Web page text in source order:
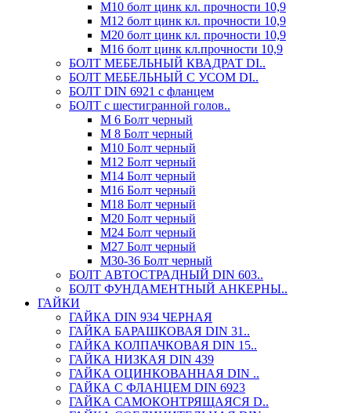
М10 болт цинк кл. прочности 10,9
М12 болт цинк кл. прочности 10,9
М20 болт цинк кл. прочности 10,9
М16 болт цинк кл.прочности 10,9
БОЛТ МЕБЕЛЬНЫЙ КВАДРАТ DI..
БОЛТ МЕБЕЛЬНЫЙ С УСОМ DI..
БОЛТ DIN 6921 c фланцем
БОЛТ с шестигранной голов..
М 6 Болт черный
М 8 Болт черный
М10 Болт черный
М12 Болт черный
М14 Болт черный
М16 Болт черный
М18 Болт черный
М20 Болт черный
М24 Болт черный
М27 Болт черный
М30-36 Болт черный
БОЛТ АВТОСТРАДНЫЙ DIN 603..
БОЛТ ФУНДАМЕНТНЫЙ АНКЕРНЫ..
ГАЙКИ
ГАЙКА DIN 934 ЧЕРНАЯ
ГАЙКА БАРАШКОВАЯ DIN 31..
ГАЙКА КОЛПАЧКОВАЯ DIN 15..
ГАЙКА НИЗКАЯ DIN 439
ГАЙКА ОЦИНКОВАННАЯ DIN ..
ГАЙКА С ФЛАНЦЕМ DIN 6923
ГАЙКА САМОКОНТРЯЩАЯСЯ D..